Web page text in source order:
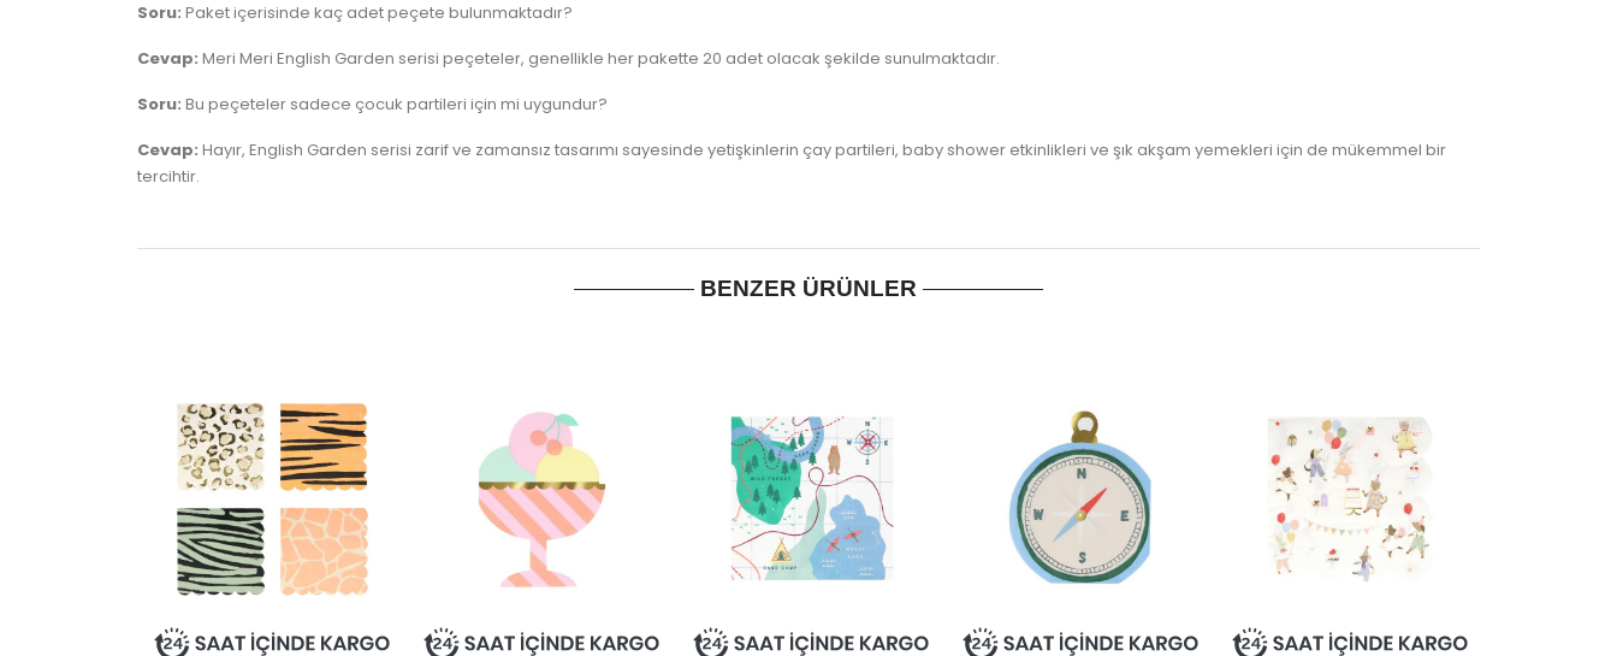
Soru: Paket içerisinde kaç adet peçete bulunmaktadır?
Cevap: Meri Meri English Garden serisi peçeteler, genellikle her pakette 20 adet olacak şekilde sunulmaktadır.
Soru: Bu peçeteler sadece çocuk partileri için mi uygundur?
Cevap: Hayır, English Garden serisi zarif ve zamansız tasarımı sayesinde yetişkinlerin çay partileri, baby shower etkinlikleri ve şık akşam yemekleri için de mükemmel bir
tercihtir.
BENZER ÜRÜNLER